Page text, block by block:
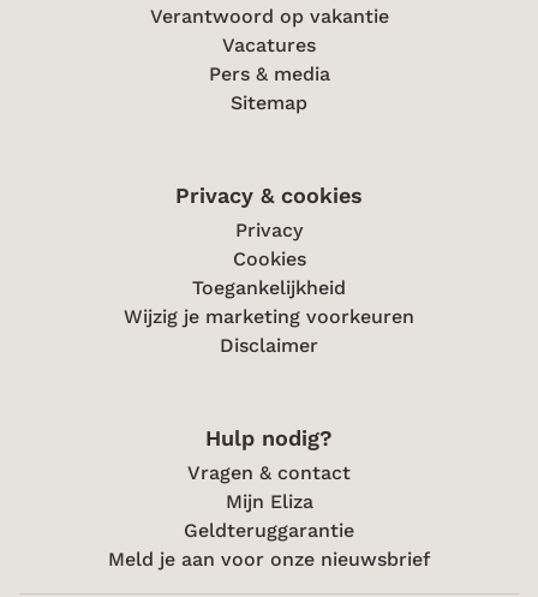
Verantwoord op vakantie
Vacatures
Pers & media
Sitemap
Privacy & cookies
Privacy
Cookies
Toegankelijkheid
Wijzig je marketing voorkeuren
Disclaimer
Hulp nodig?
Vragen & contact
Mijn Eliza
Geldteruggarantie
Meld je aan voor onze nieuwsbrief